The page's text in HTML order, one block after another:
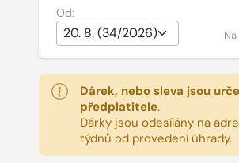
Od:
Dárek, nebo sleva jsou
předplatitele.
Dárky jsou odesílány na
týdnů od provedení úhrady.